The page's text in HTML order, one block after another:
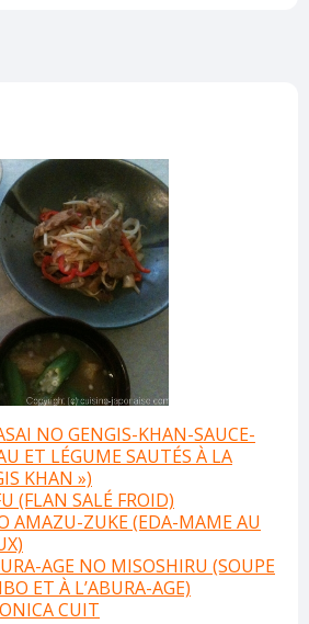
NO GENGIS-KHAN-SAUCE-
ET LÉGUME SAUTÉS À LA
KHAN »)
(FLAN SALÉ FROID)
AMAZU-ZUKE (EDA-MAME AU
AGE NO MISOSHIRU (SOUPE
ET À L’ABURA-AGE)
CUIT